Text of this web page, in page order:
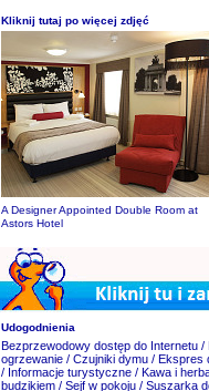
Kliknij tutaj po więcej zdjęć
A Designer Appointed Double Room at
Astors Hotel
Udogodnienia
Bezprzewodowy dostęp do Internetu /
ogrzewanie / Czujniki dymu /
/ Informacje turystyczne / Kawa i
budzikiem / Sejf w pokoju / Suszarka